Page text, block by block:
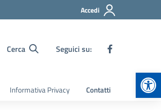
Accedi
Cerca Seguici su:
Informativa Privacy Contatti